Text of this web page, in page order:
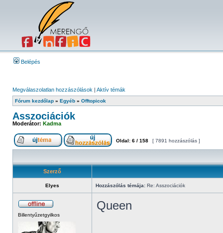
Belépés
Megválaszolatlan hozzászólások | Aktív témák
Fórum kezdőlap » Egyéb » Offtopicok
Asszociációk
Moderátor: Kadma
Oldal: 6 / 158 [ 7891 hozzászólás ]
Szerző
Elyes Hozzászólás témája: Re: Asszociációk
Billentyűzetgyilkos
Queen